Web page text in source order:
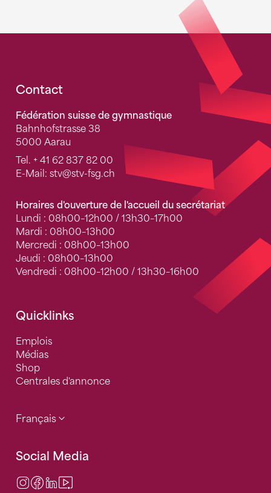
Fusszeile
Contact
Fédération suisse de gymnastique
Bahnhofstrasse 38
5000 Aarau
Tel. + 41 62 837 82 00
E-Mail: stv@stv-fsg.ch
Horaires d'ouverture de l'accueil du secrétariat
Lundi : 08h00–12h00 / 13h30–17h00
Mardi : 08h00–13h00
Mercredi : 08h00–13h00
Jeudi : 08h00–13h00
Vendredi : 08h00–12h00 / 13h30–16h00
Quicklinks
Emplois
Médias
Shop
Centrales d'annonce
Français
Social Media
Instagram
Facebook
LinkedIn